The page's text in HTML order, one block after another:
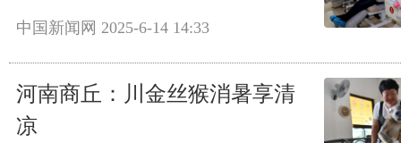
中国新闻网 2025-6-14 14:33
河南商丘：川金丝猴消暑享清
凉